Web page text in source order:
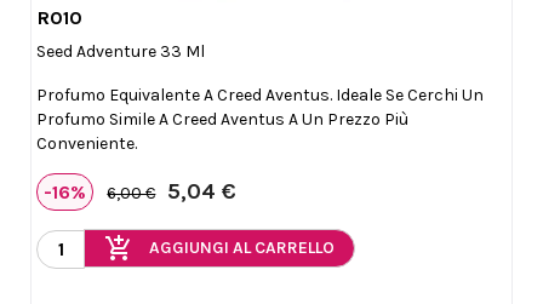
R010
Seed Adventure 33 Ml
Profumo Equivalente A Creed Aventus. Ideale Se Cerchi Un
Profumo Simile A Creed Aventus A Un Prezzo Più
Conveniente.
-16% 6,00 € 5,04 €
add_shopping_cart AGGIUNGI AL CARRELLO